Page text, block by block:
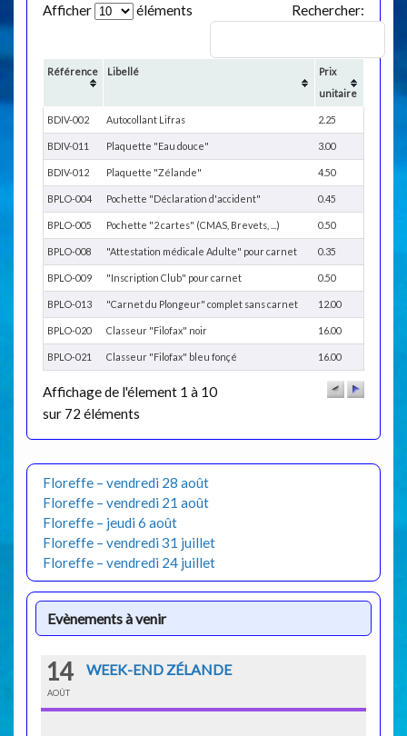
Afficher
éléments Rechercher:
Référence Libellé
Prix
unitaire
BDIV-002 Autocollant Lifras 2.25
BDIV-011 Plaquette "Eau douce" 3.00
BDIV-012 Plaquette "Zélande" 4.50
BPLO-004 Pochette "Déclaration d'accident" 0.45
BPLO-005 Pochette "2 cartes" (CMAS, Brevets, ...) 0.50
BPLO-008 "Attestation médicale Adulte" pour carnet 0.35
BPLO-009 "Inscription Club" pour carnet 0.50
BPLO-013 "Carnet du Plongeur" complet sans carnet 12.00
BPLO-020 Classeur "Filofax" noir 16.00
BPLO-021 Classeur "Filofax" bleu fonçé 16.00
Affichage de l'élement 1 à 10
sur 72 éléments
Floreffe – vendredi 28 août
Floreffe – vendredi 21 août
Floreffe – jeudi 6 août
Floreffe – vendredi 31 juillet
Floreffe – vendredi 24 juillet
Evènements à venir
14
AOÛT
WEEK-END ZÉLANDE